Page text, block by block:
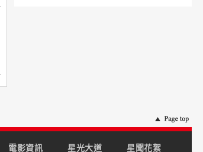
電影資訊 星光大道 星聞花絮